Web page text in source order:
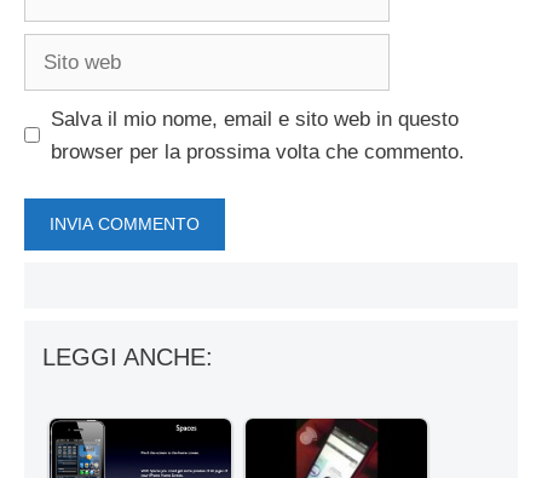
Sito
Salva il mio nome, email e sito web in questo
browser per la prossima volta che commento.
LEGGI ANCHE: